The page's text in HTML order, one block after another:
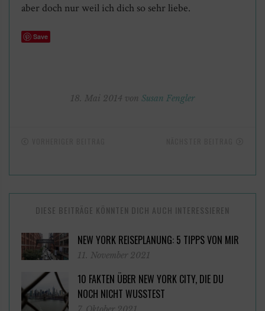
aber doch nur weil ich dich so sehr liebe.
Save
18. Mai 2014 von Susan Fengler
DIESE BEITRÄGE KÖNNTEN DICH AUCH INTERESSIEREN
NEW YORK REISEPLANUNG: 5 TIPPS VON MIR
11. November 2021
10 FAKTEN ÜBER NEW YORK CITY, DIE DU
NOCH NICHT WUSSTEST